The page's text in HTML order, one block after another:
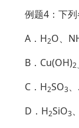
例题4：下
A．H2O、
B．Cu(OH)2、
C．H2SO3
D．H2SiO3